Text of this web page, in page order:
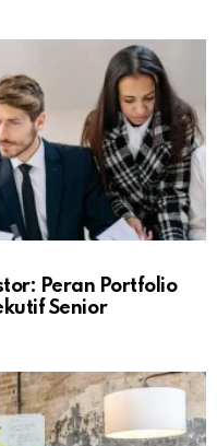
Peran Portfolio
Senior